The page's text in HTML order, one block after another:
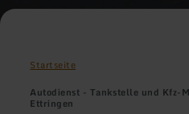
Startseite
Autodienst - Tankstelle und Kfz-
Ettringen